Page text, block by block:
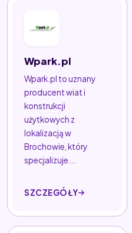
Wpark.pl
Wpark.pl to uznany
producent wiat i
konstrukcji
użytkowych z
lokalizacją w
Brochowie, który
specjalizuje...
SZCZEGÓŁY